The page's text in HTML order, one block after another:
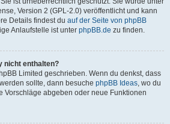
Version 2 (GPL-2.0) veröffentlicht und kann
Details findest du auf der Seite von phpBB
Anlaufstelle ist unter phpBB.de zu finden.
nicht enthalten?
Limited geschrieben. Wenn du denkst, dass
sollte, dann besuche phpBB Ideas, wo du
Vorschläge abgeben oder neue Funktionen